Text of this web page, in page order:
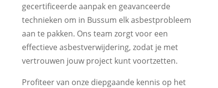
gecertificeerde aanpak en geavanceerde
technieken om in Bussum elk asbestprobleem
aan te pakken. Ons team zorgt voor een
effectieve asbestverwijdering, zodat je met
vertrouwen jouw project kunt voortzetten.
Profiteer van onze diepgaande kennis op het